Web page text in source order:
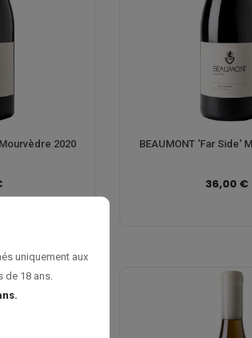
uniquement aux
18 ans.
2020 BEAUMONT 'Far Side'
36,00 €